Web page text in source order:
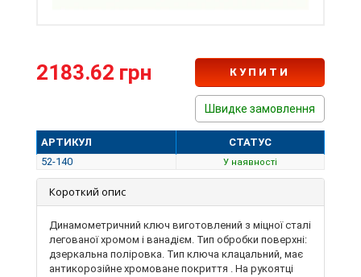
2183.62 грн
Швидке замовлення
КУПИТИ
АРТИКУЛ
СТАТУС
52-140
У наявності
Короткий опис
Динамометричний ключ виготовлений з міцної сталі
легованої хромом і ванадієм. Тип обробки поверхні:
дзеркальна поліровка. Тип ключа клацальний, має
антикорозійне хромоване покриття . На рукоятці